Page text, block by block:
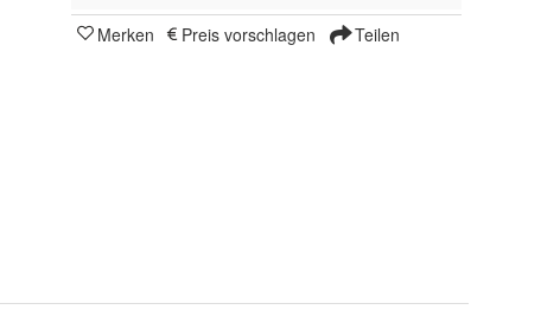
Merken Preis vorschlagen Teilen